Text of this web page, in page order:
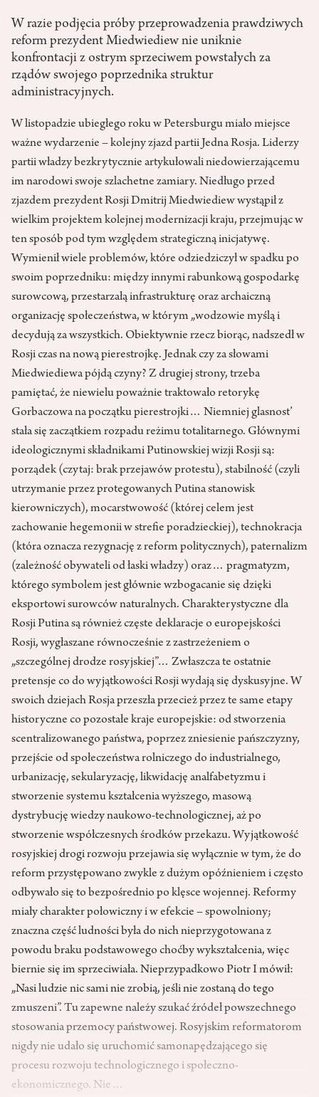
W razie podjęcia próby przeprowadzenia prawdziwych
reform prezydent Miedwiediew nie uniknie
konfrontacji z ostrym sprzeciwem powstałych za
rządów swojego poprzednika struktur
administracyjnych.
W listopadzie ubiegłego roku w Petersburgu miało miejsce
ważne wydarzenie – kolejny zjazd partii Jedna Rosja. Liderzy
partii władzy bezkrytycznie artykułowali niedowierzającemu
im narodowi swoje szlachetne zamiary. Niedługo przed
zjazdem prezydent Rosji Dmitrij Miedwiediew wystąpił z
wielkim projektem kolejnej modernizacji kraju, przejmując w
ten sposób pod tym względem strategiczną inicjatywę.
Wymienił wiele problemów, które odziedziczył w spadku po
swoim poprzedniku: między innymi rabunkową gospodarkę
surowcową, przestarzałą infrastrukturę oraz archaiczną
organizację społeczeństwa, w którym „wodzowie myślą i
decydują za wszystkich. Obiektywnie rzecz biorąc, nadszedł w
Rosji czas na nową pierestrojkę. Jednak czy za słowami
Miedwiediewa pójdą czyny? Z drugiej strony, trzeba
pamiętać, że niewielu poważnie traktowało retorykę
Gorbaczowa na początku pierestrojki… Niemniej glasnost’
stała się zaczątkiem rozpadu reżimu totalitarnego. Głównymi
ideologicznymi składnikami Putinowskiej wizji Rosji są:
porządek (czytaj: brak przejawów protestu), stabilność (czyli
utrzymanie przez protegowanych Putina stanowisk
kierowniczych), mocarstwowość (której celem jest
zachowanie hegemonii w strefie poradzieckiej), technokracja
(która oznacza rezygnację z reform politycznych), paternalizm
(zależność obywateli od łaski władzy) oraz… pragmatyzm,
którego symbolem jest głównie wzbogacanie się dzięki
eksportowi surowców naturalnych. Charakterystyczne dla
Rosji Putina są również częste deklaracje o europejskości
Rosji, wygłaszane równocześnie z zastrzeżeniem o
„szczególnej drodze rosyjskiej”… Zwłaszcza te ostatnie
pretensje co do wyjątkowości Rosji wydają się dyskusyjne. W
swoich dziejach Rosja przeszła przecież przez te same etapy
historyczne co pozostałe kraje europejskie: od stworzenia
scentralizowanego państwa, poprzez zniesienie pańszczyzny,
przejście od społeczeństwa rolniczego do industrialnego,
urbanizację, sekularyzację, likwidację analfabetyzmu i
stworzenie systemu kształcenia wyższego, masową
dystrybucję wiedzy naukowo-technologicznej, aż po
stworzenie współczesnych środków przekazu. Wyjątkowość
rosyjskiej drogi rozwoju przejawia się wyłącznie w tym, że do
reform przystępowano zwykle z dużym opóźnieniem i często
odbywało się to bezpośrednio po klęsce wojennej. Reformy
miały charakter połowiczny i w efekcie – spowolniony;
znaczna część ludności była do nich nieprzygotowana z
powodu braku podstawowego choćby wykształcenia, więc
biernie się im sprzeciwiała. Nieprzypadkowo Piotr I mówił:
„Nasi ludzie nic sami nie zrobią, jeśli nie zostaną do tego
zmuszeni”. Tu zapewne należy szukać źródeł powszechnego
stosowania przemocy państwowej. Rosyjskim reformatorom
nigdy nie udało się uruchomić samonapędzającego się
procesu rozwoju technologicznego i społeczno-
ekonomicznego. Nie…